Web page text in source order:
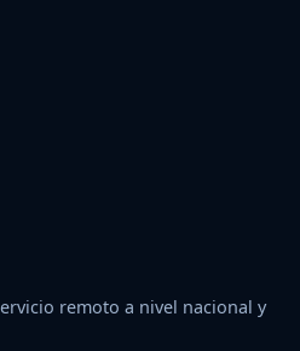
remoto a nivel nacional y